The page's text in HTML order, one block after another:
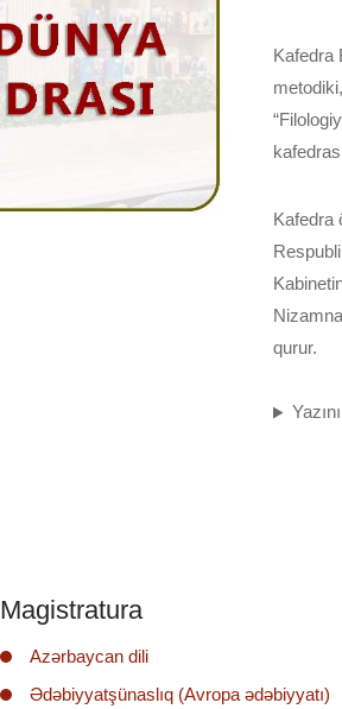
Kafedra
Kafedra
qurur.
Magistratura
Azərbaycan dili
Ədəbiyyatşünaslıq (Avropa ədəbiyyatı)